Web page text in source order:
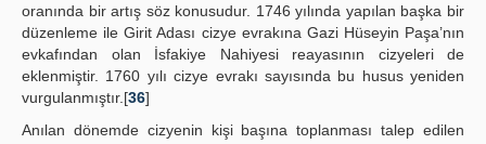
oranında bir artış söz konusudur. 1746 yılında yapılan başka bir
düzenleme ile Girit Adası cizye evrakına Gazi Hüseyin Paşa’nın
evkafından olan İsfakiye Nahiyesi reayasının cizyeleri de
eklenmiştir. 1760 yılı cizye evrakı sayısında bu husus yeniden
vurgulanmıştır.[36]
Anılan dönemde cizyenin kişi başına toplanması talep edilen